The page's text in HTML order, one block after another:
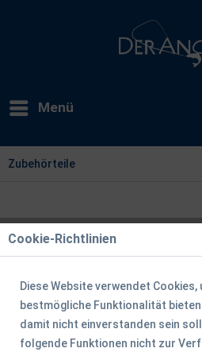
Menü
Zubehörteile
Cookie-Richtlinien
Diese Website verwendet Cookies,
bestmögliche Funktionalität bieten
damit nicht einverstanden sein
folgende Funktionen nicht zur